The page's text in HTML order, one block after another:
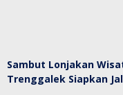
Sambut Lonjakan
Trenggalek Siapkan